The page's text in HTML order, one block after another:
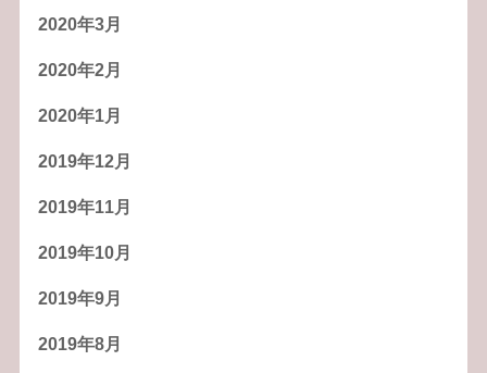
2020年3月
2020年2月
2020年1月
2019年12月
2019年11月
2019年10月
2019年9月
2019年8月